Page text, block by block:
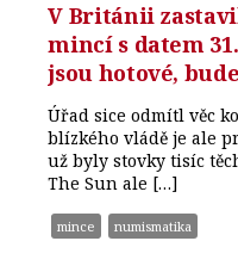
V Británii
mincí s datem
jsou hotové,
Úřad sice odmítl věc
blízkého vládě je ale
už byly stovky tisíc
The Sun ale […]
mince numismatika